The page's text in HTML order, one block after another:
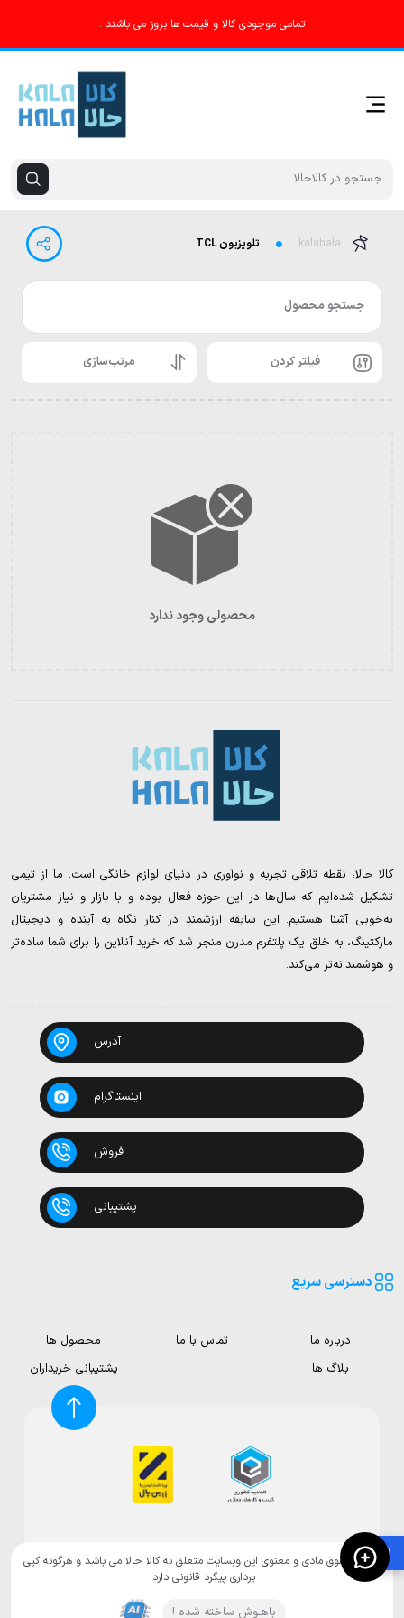
🛍️
تمامی موجودی کالا و قیمت ها بروز می باشند .
kalahala تلویزیون TCL
جستجو محصول
فیلتر کردن مرتب‌سازی
محصولی وجود ندارد
کالا حالا، نقطه تلاقی تجربه و نوآوری در دنیای لوازم خانگی است. ما از تیمی
تشکیل شده‌ایم که سال‌ها در این حوزه فعال بوده و با بازار و نیاز مشتریان
به‌خوبی آشنا هستیم. این سابقه ارزشمند در کنار نگاه به آینده و دیجیتال
مارکتینگ، به خلق یک پلتفرم مدرن منجر شد که خرید آنلاین را برای شما ساده‌تر
و هوشمندانه‌تر می‌کند.
آدرس
اینستاگرام
فروش
پشتیبانی
دسترسی سریع
درباره ما تماس با ما
محصول ها
بلاگ ها
پشتیبانی خریداران
تمامی حقوق مادی و معنوی این وبسایت متعلق به کالا حالا می باشد و هرگونه کپی
برداری پیگرد قانونی دارد.
باهـوش ساخته شده !